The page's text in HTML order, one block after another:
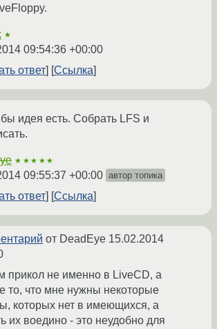
★
09:54:36 +00:00
ответ
Ссылка
идея есть. Собрать LFS и
★★★★★
09:55:37 +00:00 автор топика
ответ Ссылка
от DeadEye 15.02.2014
прикол не именно в LiveCD, а
то, что мне нужны некоторые
которых нет в имеющихся, а
их воедино - это неудобно для